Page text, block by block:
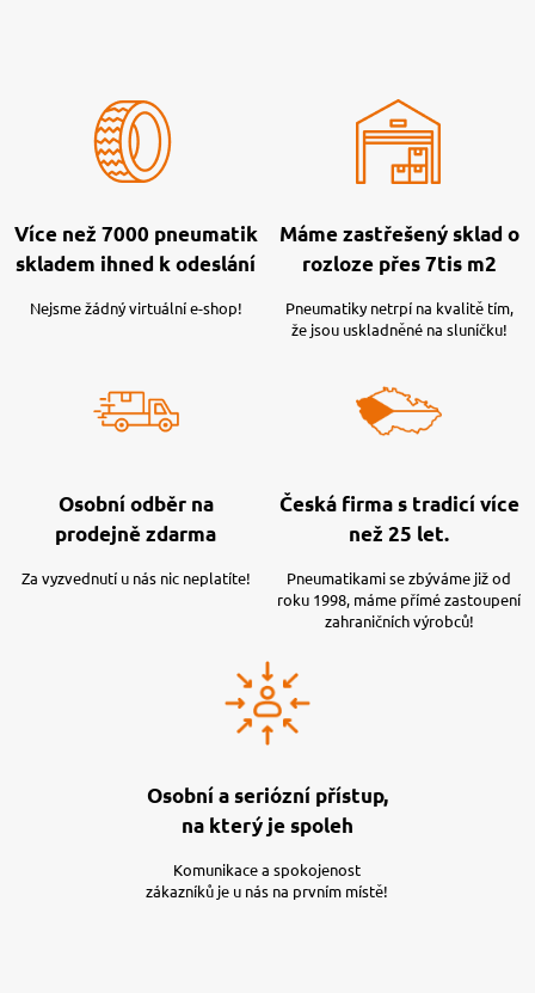
Více než 7000 pneumatik
skladem ihned k odeslání
Nejsme žádný virtuální e-shop!
Máme zastřešený sklad o
rozloze přes 7tis m2
Pneumatiky netrpí na kvalitě tím,
že jsou uskladněné na sluníčku!
Osobní odběr na
prodejně zdarma
Za vyzvednutí u nás nic neplatíte!
Česká firma s tradicí více
než 25 let.
Pneumatikami se zbýváme již od
roku 1998, máme přímé zastoupení
zahraničních výrobců!
Osobní a seriózní přístup,
na který je spoleh
Komunikace a spokojenost
zákazníků je u nás na prvním místě!